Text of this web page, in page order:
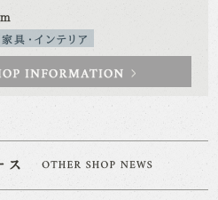
家具・インテリア